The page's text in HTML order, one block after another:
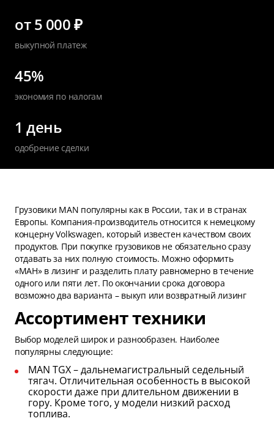
от 5 000 ₽
выкупной платеж
45%
экономия по налогам
1 день
одобрение сделки
Грузовики MAN популярны как в России, так и в странах
Европы. Компания-производитель относится к немецкому
концерну Volkswagen, который известен качеством своих
продуктов. При покупке грузовиков не обязательно сразу
отдавать за них полную стоимость. Можно оформить
«МАН» в лизинг и разделить плату равномерно в течение
одного или пяти лет. По окончании срока договора
возможно два варианта – выкуп или возвратный лизинг
Ассортимент техники
Выбор моделей широк и разнообразен. Наиболее
популярны следующие:
MAN TGX – дальнемагистральный седельный
тягач. Отличительная особенность в высокой
скорости даже при длительном движении в
гору. Кроме того, у модели низкий расход
топлива.